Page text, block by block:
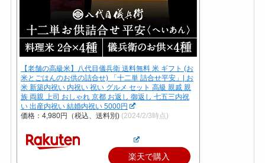
【老舗の高級米】八代目儀兵衛 送料無料 米 ギフト (お
米とごはんのお供の詰合せ) 「十二単 詰合せ平安」| お
米 新築内祝い 内祝い 祝い グルメ セット 高級 親戚 親
族 両親 上司 おしゃれ 京都 お返し 御返し 七五三内祝
い 出産内祝い 結婚内祝い 5000円
価格：4,980円（税込、送料別) (2024/2/3時点)
楽天で購入